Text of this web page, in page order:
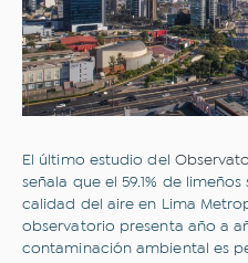
El último estudio del
señala que el 59.1% de
calidad del aire en Lima
observatorio presenta año a
contaminación ambiental es